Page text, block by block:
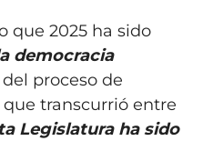
que 2025 ha sido
democracia
proceso de
transcurrió entre
Legislatura ha sido